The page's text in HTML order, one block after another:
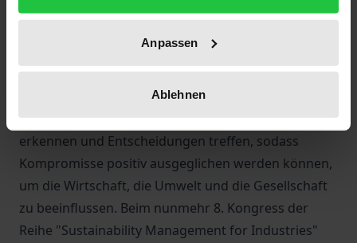
Anpassen
Ablehnen
Wirkung führen, da die Belastung einfach in eine
andere Phase des Lebenszyklus verlagert wird.
Daher können Unternehmen auch den Einfluss ihrer
Entscheidungen in Bezug auf Nachhaltigkeit
erkennen und Entscheidungen treffen, sodass
Kompromisse positiv ausgeglichen werden können,
um die Wirtschaft, die Umwelt und die Gesellschaft
zu beeinflussen. Beim nunmehr 8. Kongress der
Reihe "Sustainability Management for Industries"